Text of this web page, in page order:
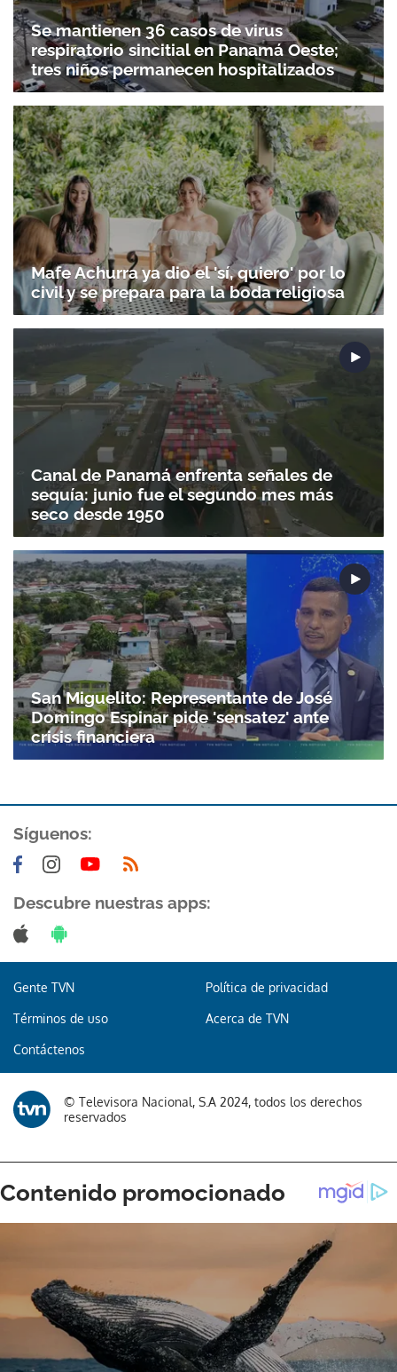
Gracias por suscribirte a nuestro boletín.
ACEPTAR
Se mantienen 36 casos de virus
respiratorio sincitial en Panamá Oeste;
tres niños permanecen hospitalizados
Mafe Achurra ya dio el 'sí, quiero' por lo
civil y se prepara para la boda religiosa
Canal de Panamá enfrenta señales de
sequía: junio fue el segundo mes más
seco desde 1950
San Miguelito: Representante de José
Domingo Espinar pide 'sensatez' ante
crisis financiera
Síguenos:
Descubre nuestras apps:
Gente TVN Política de privacidad
Términos de uso Acerca de TVN
Contáctenos
© Televisora Nacional, S.A 2024, todos los derechos
reservados